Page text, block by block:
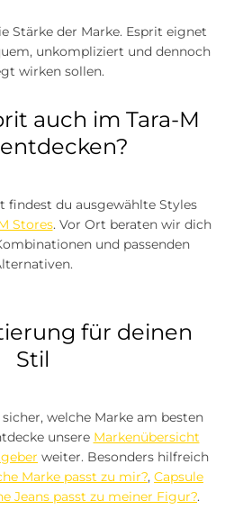
Stärke der Marke. Esprit eignet
unkompliziert und dennoch
wirken sollen.
auch im Tara-M
findest du ausgewählte Styles
Stores. Vor Ort beraten wir dich
und passenden
für deinen
Stil
welche Marke am besten
unsere Markenübersicht
weiter. Besonders hilfreich
Marke passt zu mir?, Capsule
Jeans passt zu meiner Figur?.